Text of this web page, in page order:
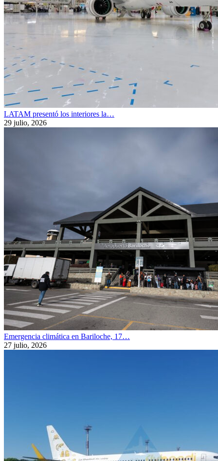
LATAM presentó los interiores la…
29 julio, 2026
Emergencia climática en Bariloche, 17…
27 julio, 2026